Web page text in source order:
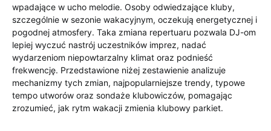
wpadające w ucho melodie. Osoby odwiedzające kluby,
szczególnie w sezonie wakacyjnym, oczekują energetycznej i
pogodnej atmosfery. Taka zmiana repertuaru pozwala DJ-om
lepiej wyczuć nastrój uczestników imprez, nadać
wydarzeniom niepowtarzalny klimat oraz podnieść
frekwencję. Przedstawione niżej zestawienie analizuje
mechanizmy tych zmian, najpopularniejsze trendy, typowe
tempo utworów oraz sondaże klubowiczów, pomagając
zrozumieć, jak rytm wakacji zmienia klubowy parkiet.